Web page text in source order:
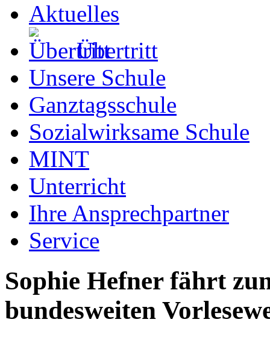
Aktuelles
Übertritt
Unsere Schule
Ganztagsschule
Sozialwirksame Schule
MINT
Unterricht
Ihre Ansprechpartner
Service
Sophie Hefner fährt
bundesweiten